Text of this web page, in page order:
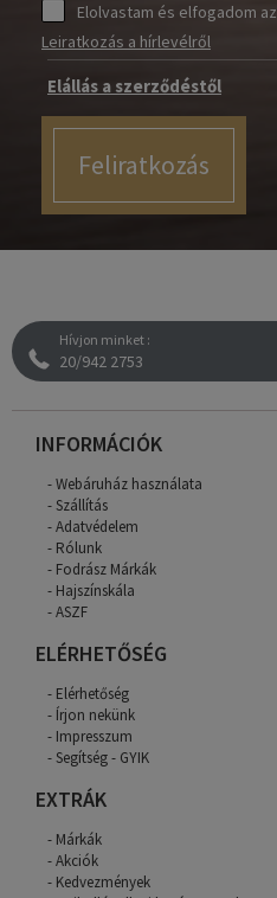
Elolvastam és elfogadom az
Leiratkozás a hírlevélről
Elállás a szerződéstől
Feliratkozás
Hívjon minket :
20/942 2753
INFORMÁCIÓK
Webáruház használata
Szállítás
Adatvédelem
Rólunk
Fodrász Márkák
Hajszínskála
ASZF
ELÉRHETŐSÉG
Elérhetőség
Írjon nekünk
Impresszum
Segítség - GYIK
EXTRÁK
Márkák
Akciók
Kedvezmények